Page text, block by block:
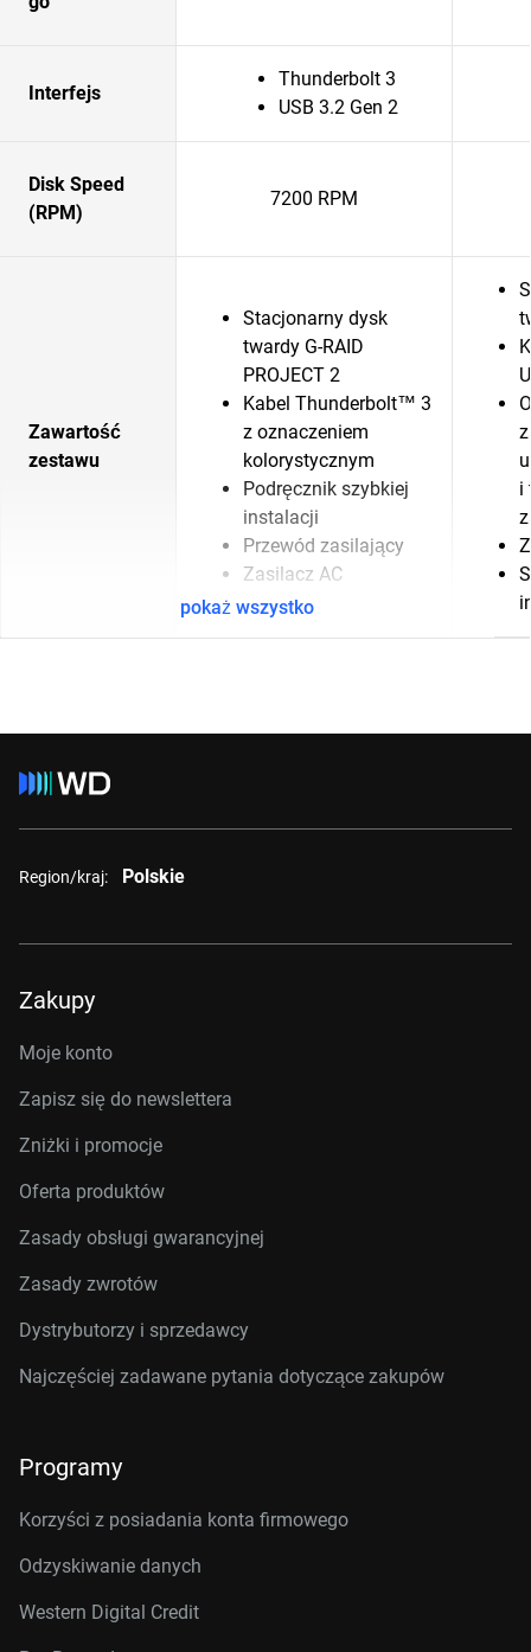
Interfejs
Thunderbolt 3
USB 3.2 Gen 2
Disk Speed
(RPM)
7200 RPM
Zawartość
zestawu
Stacjonarny dysk
twardy G-RAID
PROJECT 2
Kabel Thunderbolt™ 3
z oznaczeniem
kolorystycznym
Podręcznik szybkiej
instalacji
Przewód zasilający
Zasilacz AC
i
pokaż wszystko
Region/kraj: Polskie
Zakupy
Moje konto
Zapisz się do newslettera
Zniżki i promocje
Oferta produktów
Zasady obsługi gwarancyjnej
Zasady zwrotów
Dystrybutorzy i sprzedawcy
Najczęściej zadawane pytania dotyczące zakupów
Programy
Korzyści z posiadania konta firmowego
Odzyskiwanie danych
Western Digital Credit